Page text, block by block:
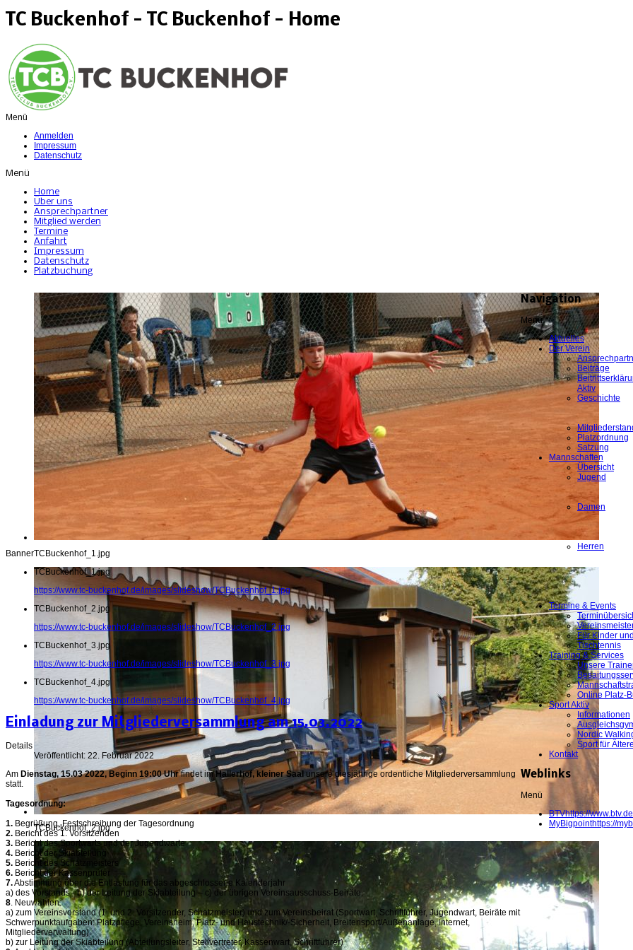
TC Buckenhof - TC Buckenhof - Home
Menü
Anmelden
Impressum
Datenschutz
Menü
Home
Über uns
Ansprechpartner
Mitglied werden
Termine
Anfahrt
Impressum
Datenschutz
Platzbuchung
TCBuckenhof_1.jpg
TCBuckenhof_2.jpg
Banner
TCBuckenhof_1.jpg
https://www.tc-buckenhof.de/images/slideshow/TCBuckenhof_1.jpg
TCBuckenhof_2.jpg
https://www.tc-buckenhof.de/images/slideshow/TCBuckenhof_2.jpg
TCBuckenhof_3.jpg
https://www.tc-buckenhof.de/images/slideshow/TCBuckenhof_3.jpg
TCBuckenhof_4.jpg
https://www.tc-buckenhof.de/images/slideshow/TCBuckenhof_4.jpg
Einladung zur Mitgliederversammlung am 15.03.2022
Details
Veröffentlicht: 22. Februar 2022
Am Dienstag, 15.03 2022, Beginn 19:00 Uhrfindet im Hallerhof, kleiner Saal unsere diesjährige ordentliche Mitgliederversammlung
statt.
Tagesordnung:
1. Begrüßung, Festschreibung der Tagesordnung
2. Bericht des 1. Vorsitzenden
3. Bericht des Sportwarts und der Jugendwarte
4. Bericht der Skiabteilung
5. Bericht des Schatzmeisters
6. Bericht der Kassenprüfer
7.Abstimmung über die Entlastung für das abgeschlossene Kalenderjahr
a) des Vorstands - b) der Leitung der Skiabteilung – c) der übrigen Vereinsausschuss-Beiräte.
8. Neuwahlen:
a) zum Vereinsvorstand (1. und 2. Vorsitzender, Schatzmeister) und zum Vereinsbeirat (Sportwart, Schriftführer, Jugendwart, Beiräte mit
Schwerpunktaufgaben: Platzpflege, Vereinsheim, Platz- und Haustechnik/-Sicherheit, Breitensport/Außenanlage, Internet,
Mitgliederverwaltung).
b) zur Leitung der Skiabteilung (Abteilungsleiter, Stellvertreter, Kassenwart, Schriftführer)
Navigation
Menü
Aktuelles
Der Verein
Beiträge
Aktiv
Geschichte
Platzordnung
Satzung
Mannschaften
Übersicht
Jugend
Damen
Herren
Termine & Events
Für Kinder
Tischtennis
Training & Services
Unsere
Online Platz-
Sport Aktiv
Informationen
Nordic
Sport für Ältere
Kontakt
Weblinks
Menü
BTVhttps://
MyBigpointhttps://